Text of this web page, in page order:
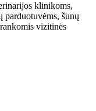
klinikoms,
šunų
vizitinės